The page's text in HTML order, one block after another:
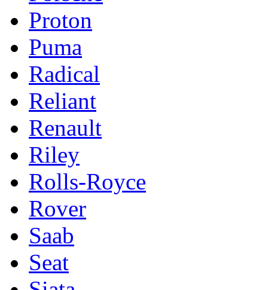
Proton
Puma
Radical
Reliant
Renault
Riley
Rolls-Royce
Rover
Saab
Seat